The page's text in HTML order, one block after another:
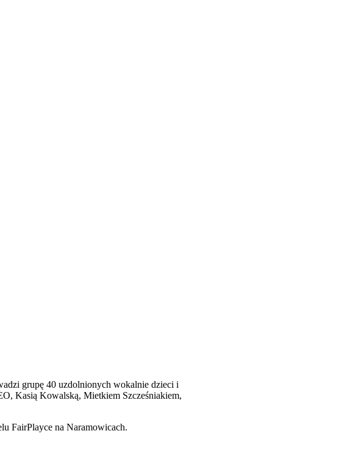
grupę 40 uzdolnionych wokalnie dzieci i
Kasią Kowalską, Mietkiem Szcześniakiem,
FairPlayce na Naramowicach.